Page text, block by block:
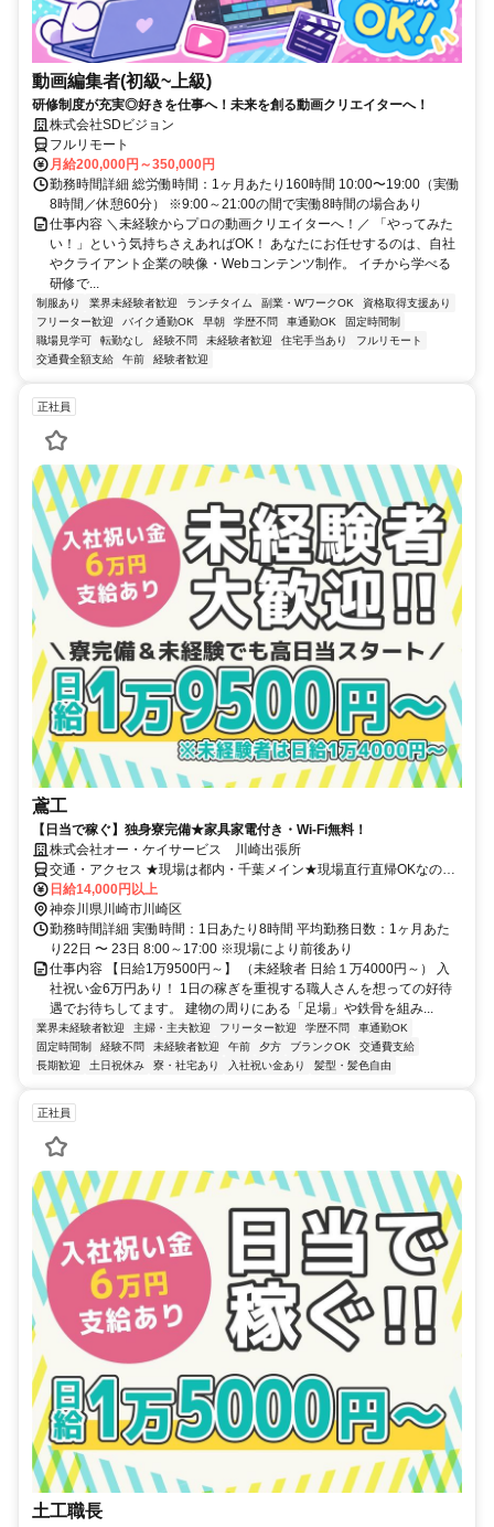
動画編集者(初級~上級)
研修制度が充実◎好きを仕事へ！未来を創る動画クリエイターへ！
株式会社SDビジョン
フルリモート
月給200,000円～350,000円
勤務時間詳細 総労働時間：1ヶ月あたり160時間 10:00〜19:00（実働
8時間／休憩60分） ※9:00～21:00の間で実働8時間の場合あり
仕事内容 ＼未経験からプロの動画クリエイターへ！／ 「やってみた
い！」という気持ちさえあればOK！ あなたにお任せするのは、自社
やクライアント企業の映像・Webコンテンツ制作。 イチから学べる
研修で...
制服あり 業界未経験者歓迎 ランチタイム 副業・WワークOK
資格取得支援あり
フリーター歓迎
バイク通勤OK 早朝 学歴不問 車通勤OK
固定時間制
職場見学可
転勤なし 経験不問 未経験者歓迎 住宅手当あり
フルリモート
交通費全額支給
午前 経験者歓迎
正社員
鳶工
【日当で稼ぐ】独身寮完備★家具家電付き・Wi-Fi無料！
株式会社オー・ケイサービス 川崎出張所
交通・アクセス ★現場は都内・千葉メイン★現場直行直帰OKなの
で、事務所に立ち寄る必要はありません！「京急大師線川崎大師駅」
徒歩1分
日給14,000円以上
神奈川県川崎市川崎区
勤務時間詳細 実働時間：1日あたり8時間 平均勤務日数：1ヶ月あた
り22日 〜 23日 8:00～17:00 ※現場により前後あり
仕事内容 【日給1万9500円～】 （未経験者 日給１万4000円～） 入
社祝い金6万円あり！ 1日の稼ぎを重視する職人さんを想っての好待
遇でお待ちしてます。 建物の周りにある「足場」や鉄骨を組み...
業界未経験者歓迎 主婦・主夫歓迎 フリーター歓迎 学歴不問
車通勤OK
固定時間制
経験不問 未経験者歓迎 午前 夕方 ブランクOK
交通費支給
長期歓迎
土日祝休み 寮・社宅あり 入社祝い金あり 髪型・髪色自由
正社員
土工職長